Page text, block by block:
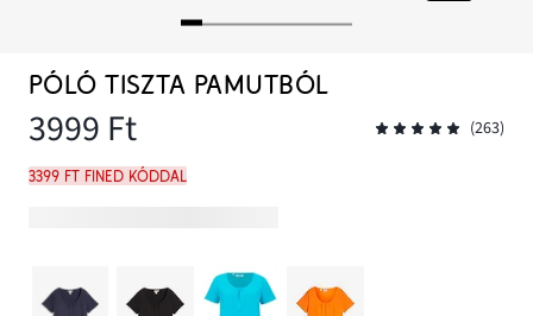
PÓLÓ TISZTA PAMUTBÓL
3999 Ft (263)
3399 Ft FINED kóddal